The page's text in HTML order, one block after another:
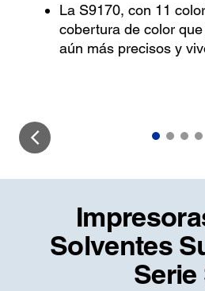
La S9170, con 11
cobertura de color
aún más precisos y
Solventes
Serie